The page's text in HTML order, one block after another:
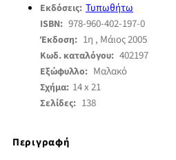
Εκδόσεις: Τυπωθήτω
ISBN: 978-960-402-197-0
Έκδοση: 1η , Μάιος 2005
Κωδ. καταλόγου: 402197
Εξώφυλλο: Μαλακό
Σχήμα: 14 x 21
Σελίδες: 138
Περιγραφή